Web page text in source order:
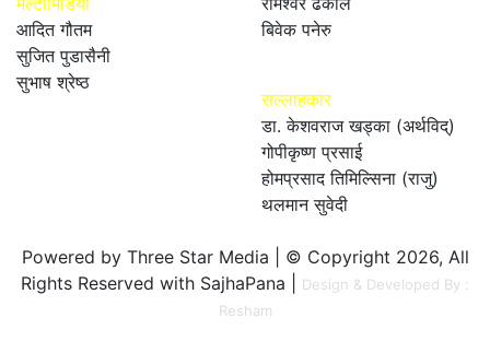
आदित गौतम
सुजित पुडासैनी
सुभाष श्रेष्ठ
बिवेक पनेरु
सल्लाहकार
डा. केशवराज खड्का (अर्थविद्)
गोपीकृष्ण प्रसाई
होमप्रसाद तिमिल्सिना (राजु)
थलमान सुवेदी
Powered by Three Star Media | © Copyright 2026, All
Rights Reserved with SajhaPana |
Design & Developed By :
Resham